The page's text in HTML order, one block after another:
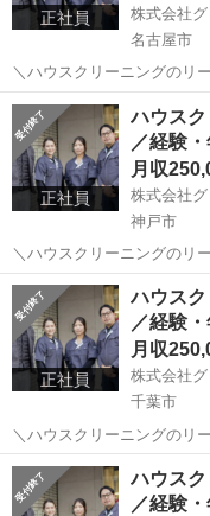
正社員
株式会社
名古屋市
＼ハウスクリーニングのリーディン
の多様化や感染症の大規模
な成長を見せている昨今。
ニアとして 確かな...
愛知 名古屋市 そ
正社員
ハウス
／経験
月収
株式会社
神戸市
＼ハウスクリーニングのリーディン
の多様化や感染症の大規模
な成長を見せている昨今。
ニアとして 確かな...
兵庫 神戸市 その他
正社員
ハウス
／経験
月収
株式会社
千葉市
＼ハウスクリーニングのリーディン
の多様化や感染症の大規模
な成長を見せている昨今。
ニアとして 確かな...
千葉 千葉市 その他
ハウス
／経験